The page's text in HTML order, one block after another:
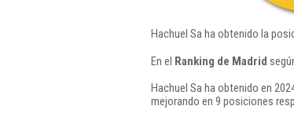
Hachuel Sa ha obtenido la
En el Ranking de Madrid
Hachuel Sa ha obtenido en
mejorando en 9 posiciones